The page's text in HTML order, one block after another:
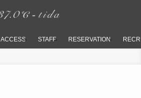
ACCESS STAFF RESERVATION